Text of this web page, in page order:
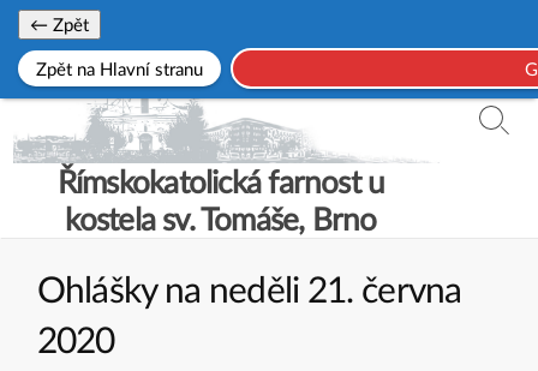
Skip
content
Římskokatolická farnost u
kostela sv. Tomáše, Brno
Ohlášky na neděli 21. června
2020
← Zpět
Zpět na Hlavní stranu